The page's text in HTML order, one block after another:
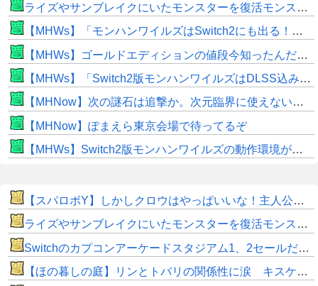
ライズやサンブレイクにいたモンスターを復活モンスターと呼ぶのはやめよう
【MHWs】「モンハンワイルズはSwitch2にも出る！」👈こいつにかけたい言葉ｗｗｗｗｗｗｗｗｗ
【MHWs】ゴールドエディションの値段今知ったんだけどやっっっっっっすwwwww
【MHWs】「Switch2版モンハンワイルズはDLSS込みで最大1440p動作」
【MHNow】次の謎石は追撃か。次元臨界に使えない時点で闘気活性以下のスキルだわ
【MHNow】ぽまえら東京会場で待ってるぞ
【MHWs】Switch2版モンハンワイルズの動作環境が判明！
【スパロボY】しかしクロウはやっぱいいな！主人公として魅力的すぎる…！
ライズやサンブレイクにいたモンスターを復活モンスターと呼ぶのはやめよう
Switchのカプコンアーケードスタジアム1、2セールだから買ってしまった
【ほの暮しの庭】リンとトバリの関係性に涙 キスケの株も急上昇